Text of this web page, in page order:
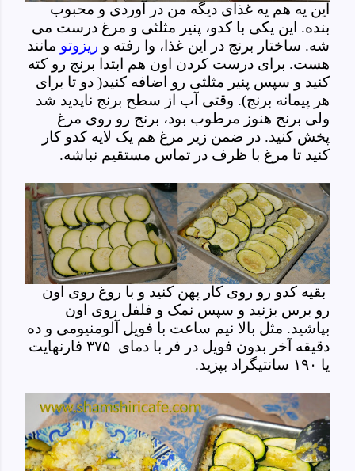
این یه هم یه غذای دیگه من در آوردی و محبوب
بنده. این یکی با کدو، پنیر مثلثی و مرغ درست می
شه. ساختار برنج در این غذا، وا رفته و ریزوتو مانند
هست. برای درست کردن اون هم ابتدا برنج رو کته
کنید و سپس پنیر مثلثی رو اضافه کنید( دو تا برای
هر پیمانه برنج). وقتی آب از سطح برنج ناپدید شد
ولی برنج هنوز مرطوب بود، برنج رو روی مرغ
پخش کنید. در ضمن زیر مرغ هم یک لایه کدو کار
کنید تا مرغ با ظرف در تماس مستقیم نباشه.
بقیه کدو رو روی کار پهن کنید و با روغ روی اون
رو برس بزنید و سپس نمک و فلفل روی اون
بپاشید. مثل بالا نیم ساعت با فویل آلومنیومی و ده
دقیقه آخر بدون فویل در فر با دمای ۳۷۵ فارنهایت
یا ۱۹۰ سانتیگراد بپزید.